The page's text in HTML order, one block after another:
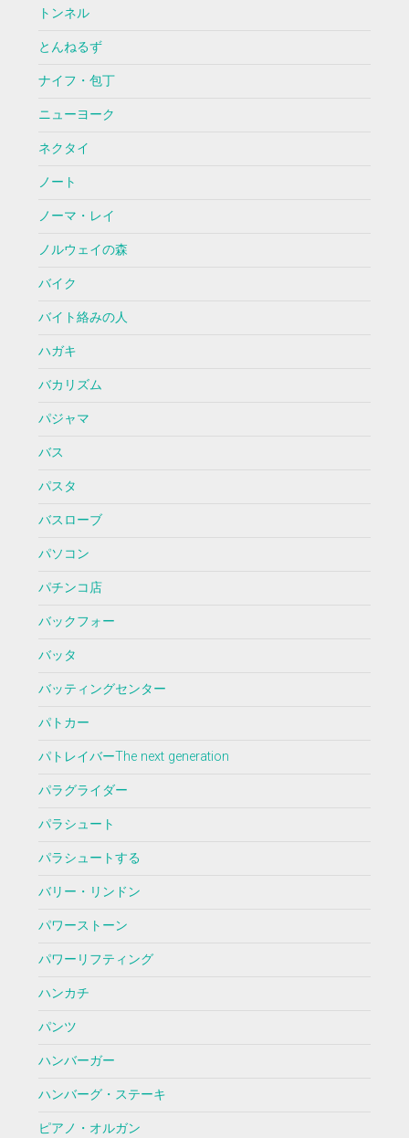
トンネル
とんねるず
ナイフ・包丁
ニューヨーク
ネクタイ
ノート
ノーマ・レイ
ノルウェイの森
バイク
バイト絡みの人
ハガキ
バカリズム
パジャマ
バス
パスタ
バスローブ
パソコン
パチンコ店
バックフォー
バッタ
バッティングセンター
パトカー
パトレイバーThe next generation
パラグライダー
パラシュート
パラシュートする
バリー・リンドン
パワーストーン
パワーリフティング
ハンカチ
パンツ
ハンバーガー
ハンバーグ・ステーキ
ピアノ・オルガン